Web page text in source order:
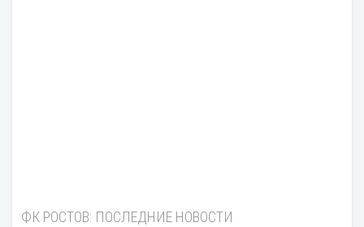
ФК РОСТОВ: ПОСЛЕДНИЕ НОВОСТИ